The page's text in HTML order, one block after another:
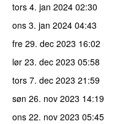
tors 4. jan 2024 02:30
ons 3. jan 2024 04:43
fre 29. dec 2023 16:02
lør 23. dec 2023 05:58
tors 7. dec 2023 21:59
søn 26. nov 2023 14:19
ons 22. nov 2023 05:45